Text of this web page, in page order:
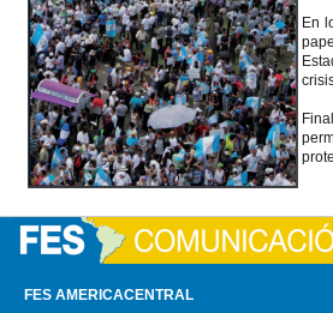
En
FES AMERICACENTRAL